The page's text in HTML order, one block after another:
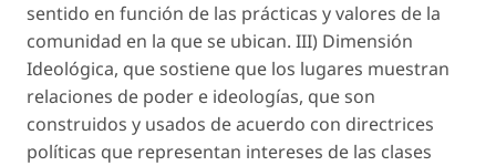
sentido en función de las prácticas y valores de la
comunidad en la que se ubican. III) Dimensión
Ideológica, que sostiene que los lugares muestran
relaciones de poder e ideologías, que son
construidos y usados de acuerdo con directrices
políticas que representan intereses de las clases